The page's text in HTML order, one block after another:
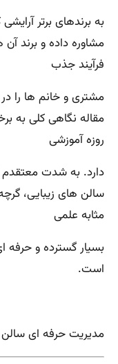
به برندهای برتر
مشاوره داده و برند
فرآیند جذب
مشتری و خانم ها را
مقاله نگاهی کلی به
روزه آموزشی
دارد. به شدت معتقدم
سالن های زیبایی،
مثابه علمی
بسیار گسترده و
است.
مدیریت حرفه ای